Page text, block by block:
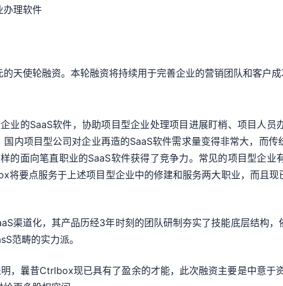
办理软件
天使轮融资。本轮融资将持续用于完善企业的营销团队和客户
业的SaaS软件，协助项目型企业处理项目进展盯梢、项目人
内项目型公司对企业再造的SaaS软件需求量变得非常大，而
的面向笔直职业的SaaS软件获得了竞争力。常见的项目型企业
将要点服务于上述项目型企业中的修建和服务两大职业，而且
渠道化，其产品历经3年时刻的团队研制夯实了技能底层结构
范畴的实力派。
，曩昔Ctrlbox现已具有了盈余的才能，此次融资主要是中意于